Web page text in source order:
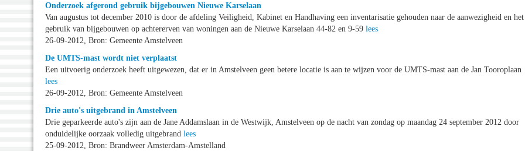
Onderzoek afgerond gebruik bijgebouwen Nieuwe Karselaan
Van augustus tot december 2010 is door de afdeling Veiligheid, Kabinet en Handhaving een inventarisatie gehouden naar de aanwezigheid en het
gebruik van bijgebouwen op achtererven van woningen aan de Nieuwe Karselaan 44-82 en 9-59 lees
26-09-2012, Bron: Gemeente Amstelveen
De UMTS-mast wordt niet verplaatst
Een uitvoerig onderzoek heeft uitgewezen, dat er in Amstelveen geen betere locatie is aan te wijzen voor de UMTS-mast aan de Jan Tooroplaan
lees
26-09-2012, Bron: Gemeente Amstelveen
Drie auto's uitgebrand in Amstelveen
Drie geparkeerde auto's zijn aan de Jane Addamslaan in de Westwijk, Amstelveen op de nacht van zondag op maandag 24 september 2012 door
onduidelijke oorzaak volledig uitgebrand lees
25-09-2012, Bron: Brandweer Amsterdam-Amstelland